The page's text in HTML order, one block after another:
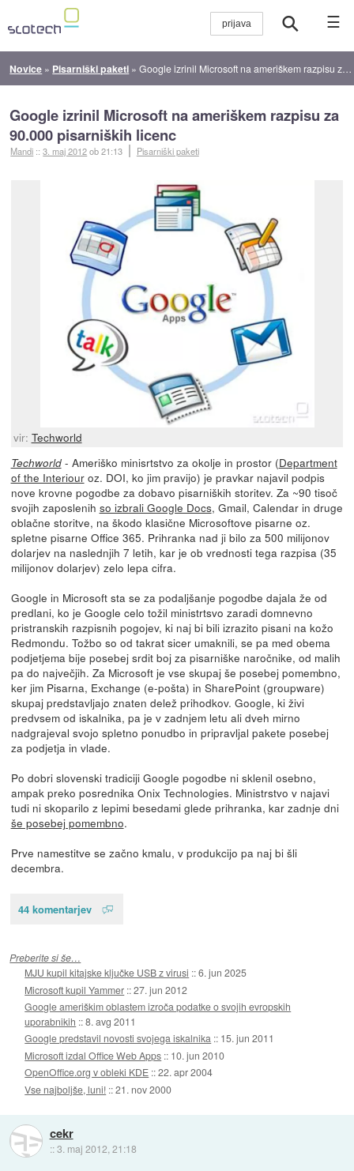
☰
Novice » Pisarniški paketi »Google izrinil Microsoft na ameriškem razpisu za 90.000 pisarniških licenc
Google izrinil Microsoft na ameriškem razpisu za
90.000 pisarniških licenc
Mandi ::3. maj 2012ob 21:13 Pisarniški paketi
vir: Techworld
Techworld- Ameriško minisrtstvo za okolje in prostor (Department
of the Interiouroz. DOI, ko jim pravijo) je pravkar najavil podpis
nove krovne pogodbe za dobavo pisarniških storitev. Za ~90 tisoč
svojih zaposlenih so izbrali Google Docs, Gmail, Calendar in druge
oblačne storitve, na škodo klasične Microsoftove pisarne oz.
spletne pisarne Office 365. Prihranka nad ji bilo za 500 milijonov
dolarjev na naslednjih 7 letih, kar je ob vrednosti tega razpisa (35
milijonov dolarjev) zelo lepa cifra.
Google in Microsoft sta se za podaljšanje pogodbe dajala že od
predlani, ko je Google celo tožil ministrtsvo zaradi domnevno
pristranskih razpisnih pogojev, ki naj bi bili izrazito pisani na kožo
Redmondu. Tožbo so od takrat sicer umaknili, se pa med obema
podjetjema bije posebej srdit boj za pisarniške naročnike, od malih
pa do največjih. Za Microsoft je vse skupaj še posebej pomembno,
ker jim Pisarna, Exchange (e-pošta) in SharePoint (groupware)
skupaj predstavljajo znaten delež prihodkov. Google, ki živi
predvsem od iskalnika, pa je v zadnjem letu ali dveh mirno
nadgrajeval svojo spletno ponudbo in pripravljal pakete posebej
za podjetja in vlade.
Po dobri slovenski tradiciji Google pogodbe ni sklenil osebno,
ampak preko posrednika Onix Technologies. Ministrstvo v najavi
tudi ni skoparilo z lepimi besedami glede prihranka, kar zadnje dni
še posebej pomembno.
Prve namestitve se začno kmalu, v produkcijo pa naj bi šli
decembra.
44 komentarjev
Preberite si še…
MJU kupil kitajske ključke USB z virusi ::6. jun 2025
Microsoft kupil Yammer ::27. jun 2012
Google ameriškim oblastem izroča podatke o svojih evropskih
uporabnikih ::8. avg 2011
Google predstavil novosti svojega iskalnika :: 15. jun 2011
Microsoft izdal Office Web Apps :: 10. jun 2010
OpenOffice.org v obleki KDE ::22. apr 2004
Vse najboljše, luni! ::21. nov 2000
cekr
::3. maj 2012, 21:18